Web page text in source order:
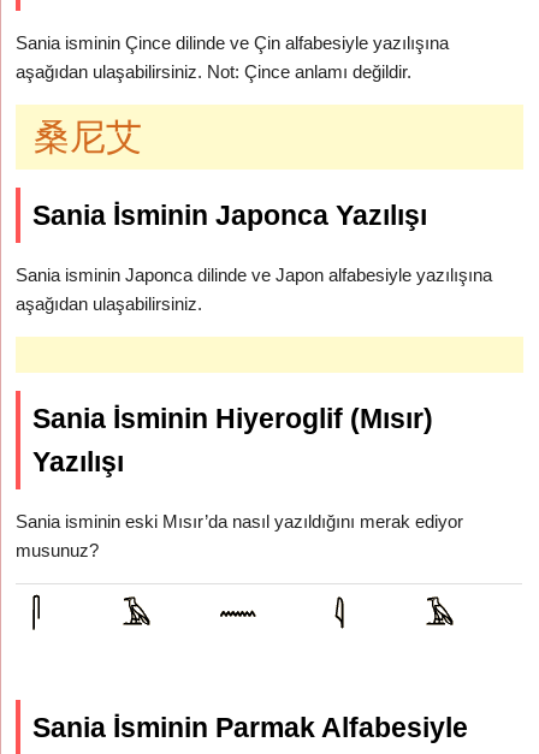
Sania isminin Çince dilinde ve Çin alfabesiyle yazılışına
aşağıdan ulaşabilirsiniz. Not: Çince anlamı değildir.
桑尼艾
Sania İsminin Japonca Yazılışı
Sania isminin Japonca dilinde ve Japon alfabesiyle yazılışına
aşağıdan ulaşabilirsiniz.
Sania İsminin Hiyeroglif (Mısır)
Yazılışı
Sania isminin eski Mısır’da nasıl yazıldığını merak ediyor
musunuz?
Sania İsminin Parmak Alfabesiyle